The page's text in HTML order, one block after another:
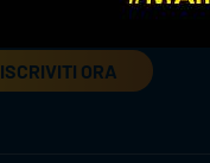
ISCRIVITI ORA